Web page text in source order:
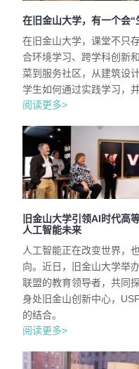
在旧金山大学，有一个会
在旧金山大学，课堂不只
合环境学习、跨学科创新
菜到服务社区，从建筑设
学生如何通过实践学习，
阅读更多>
旧金山大学引领AI时代高
人工智能未来
人工智能正在改变世界，
向。近日，旧金山大学举
联盟的教育领导者，共同
身处旧金山创新中心，
的结合。
阅读更多>